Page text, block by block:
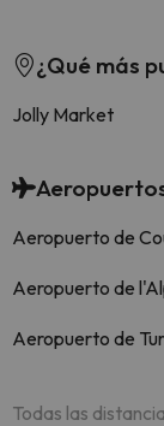
¿Qué más
Jolly Market
Aeropuerto de
Aeropuerto de
Aeropuerto de
Todas las